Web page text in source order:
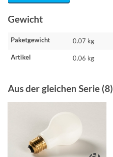
Gewicht
Paketgewicht 0.07 kg
Artikel 0.06 kg
Aus der gleichen Serie (8)